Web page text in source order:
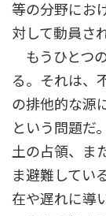
等の分野にお
対して動員さ
もうひとつ
る。それは、
の排他的な源
という問題だ
土の占領、ま
ま避難してい
在や遅れに導